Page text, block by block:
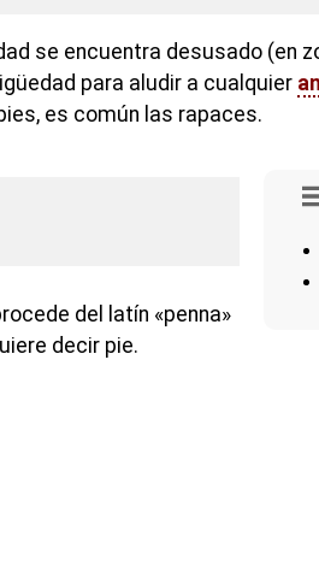
se encuentra desusado (en
para aludir a cualquier
es común las rapaces.
del latín «penna»
decir pie.